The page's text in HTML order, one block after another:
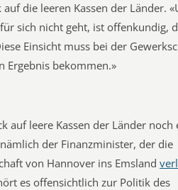
die leeren Kassen der Länder.
sich nicht geht, ist offenkundig,
Einsicht muss bei der
Ergebnis bekommen.»
auf leere Kassen der Länder noch
der Finanzminister, der die
von Hannover ins Emsland
es offensichtlich zur Politik des